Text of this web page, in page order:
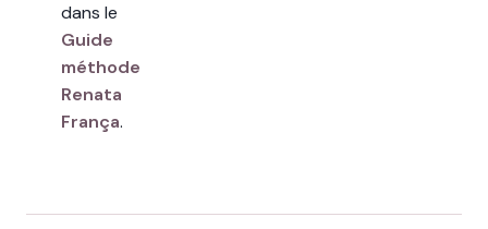
dans le
Guide
méthode
Renata
França.